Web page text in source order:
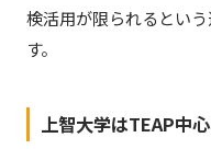
検活用が限られるとい
す。
上智大学はTEAP中